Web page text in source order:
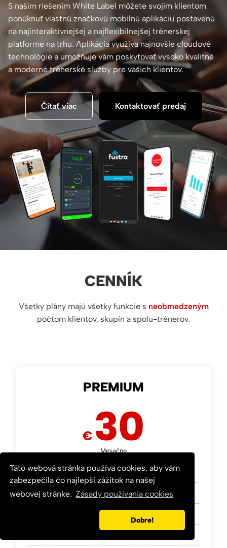
Táto webová stránka používa cookies, aby vám
zabezpečila čo najlepší zážitok na našej
webovej stránke. Zásady používania cookies
Dobre!
S naším riešením White Label môžete svojim klientom
ponúknuť vlastnú značkovú mobilnú aplikáciu postavenú
na najinteraktívnejšej a najflexibilnejšej trénerskej
platforme na trhu. Aplikácia využíva najnovšie cloudové
technológie a umožňuje vám poskytovať vysoko kvalitné
a moderné trénerské služby pre vašich klientov.
Čítať viac Kontaktovať predaj
CENNÍK
Všetky plány majú všetky funkcie s neobmedzeným
počtom klientov, skupín a spolu-trénerov.
PREMIUM
€ 30
Mesačne
Aplikácia pre trénerov
Aplikácia pre klientov